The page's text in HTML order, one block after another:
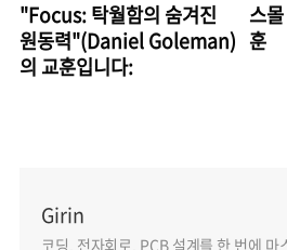
"Focus: 탁월함의 숨겨진
원동력"(Daniel Goleman)
의 교훈입니다:
스
훈
Girin
코딩, 전자회로, PCB 설계를 한 번에 마